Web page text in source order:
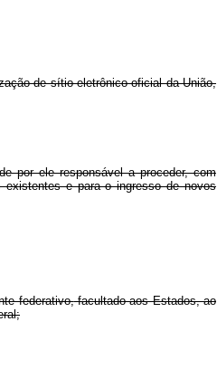
de sítio eletrônico oficial da União,
por ele responsávela proceder, com
e para o ingresso de novos
federativo,facultado aos Estados, ao
;